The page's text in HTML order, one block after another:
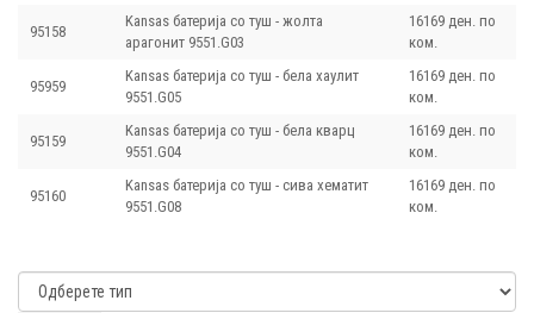
95158
Kansas батерија со туш - жолта
арагонит 9551.G03
16169 ден. по
ком.
95959
Kansas батерија со туш - бела хаулит
9551.G05
16169 ден. по
ком.
95159
Kansas батерија со туш - бела кварц
9551.G04
16169 ден. по
ком.
95160
Kansas батерија со туш - сива хематит
9551.G08
16169 ден. по
ком.